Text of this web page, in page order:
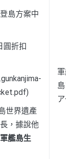
島方案中
圓折扣
)
世界遺產
，據說他
軍艦島生